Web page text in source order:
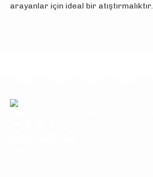
arayanlar için ideal bir atıştırmalıktır.